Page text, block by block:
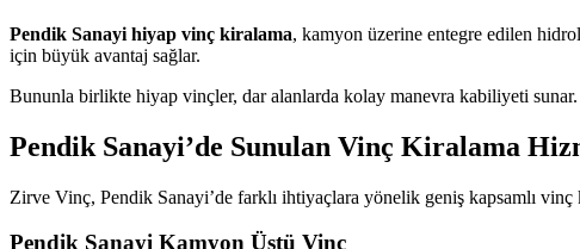
Pendik Sanayi hiyap vinç kiralama, kamyon üzerine entegre edilen
için büyük avantaj sağlar.
Bununla birlikte hiyap vinçler, dar alanlarda kolay manevra kabiliyeti
Pendik Sanayi’de Sunulan Vinç Kiralama
Zirve Vinç, Pendik Sanayi’de farklı ihtiyaçlara yönelik geniş kapsamlı vinç
Pendik Sanayi Kamyon Üstü Vinç